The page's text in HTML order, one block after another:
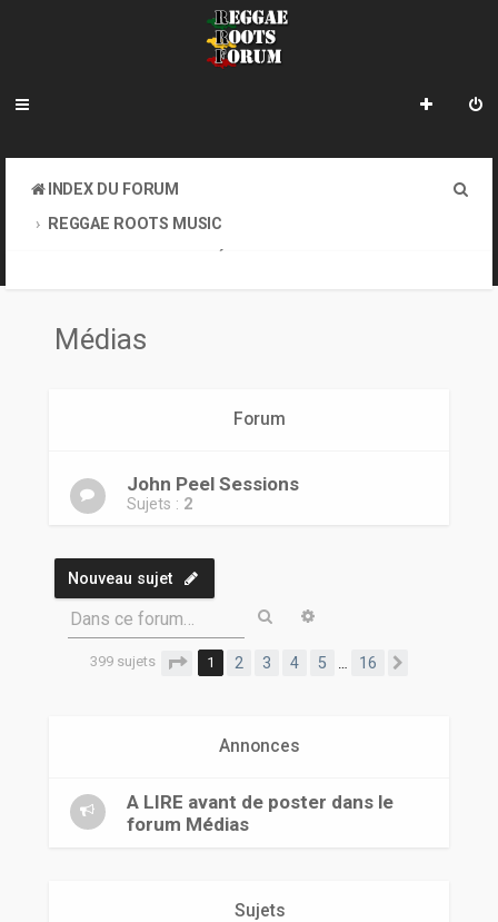
INDEX DU FORUM
REGGAE ROOTS MUSIC
Médias
Forum
John Peel Sessions
Sujets : 2
Nouveau sujet
Dans ce forum… Rechercher
399 sujets Page 1sur
1 2 3 4 5 16
Annonces
A LIRE avant de poster dans le
forum Médias
Sujets